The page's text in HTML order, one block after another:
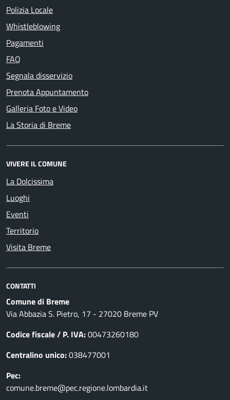
Polizia Locale
Whistleblowing
Pagamenti
FAQ
Segnala disservizio
Prenota Appuntamento
Galleria Foto e Video
La Storia di Breme
VIVERE IL COMUNE
La Dolcissima
Luoghi
Eventi
Territorio
Visita Breme
CONTATTI
Comune di Breme
Via Abbazia S. Pietro, 17 - 27020 Breme PV
Codice fiscale / P. IVA:00473260180
Centralino unico:038477001
Pec:
comune.breme@pec.regione.lombardia.it